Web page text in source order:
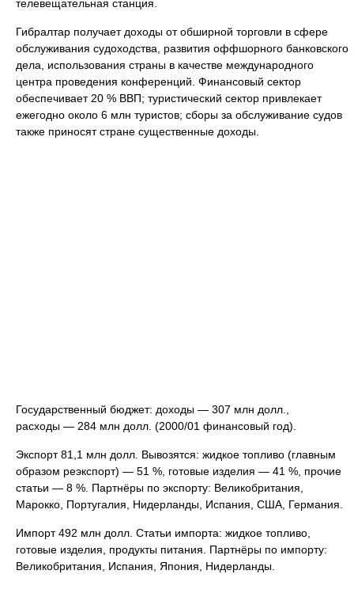
телевещательная станция.
Гибралтар получает доходы от обширной торговли в сфере
обслуживания судоходства, развития оффшорного банковского
дела, использования страны в качестве международного
центра проведения конференций. Финансовый сектор
обеспечивает 20 % ВВП; туристический сектор привлекает
ежегодно около 6 млн туристов; сборы за обслуживание судов
также приносят стране существенные доходы.
Государственный бюджет: доходы — 307 млн долл.,
расходы — 284 млн долл. (2000/01 финансовый год).
Экспорт 81,1 млн долл. Вывозятся: жидкое топливо (главным
образом реэкспорт) — 51 %, готовые изделия — 41 %, прочие
статьи — 8 %. Партнёры по экспорту: Великобритания,
Марокко, Португалия, Нидерланды, Испания, США, Германия.
Импорт 492 млн долл. Статьи импорта: жидкое топливо,
готовые изделия, продукты питания. Партнёры по импорту:
Великобритания, Испания, Япония, Нидерланды.